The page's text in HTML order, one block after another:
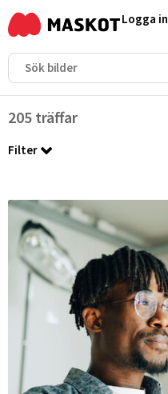
Logga in
205 träffar
Filter